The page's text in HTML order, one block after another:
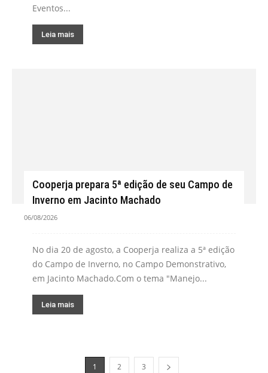
Eventos...
Leia mais
Cooperja prepara 5ª edição de seu Campo de
Inverno em Jacinto Machado
06/08/2026
No dia 20 de agosto, a Cooperja realiza a 5ª edição
do Campo de Inverno, no Campo Demonstrativo,
em Jacinto Machado.Com o tema "Manejo...
Leia mais
1 2 3